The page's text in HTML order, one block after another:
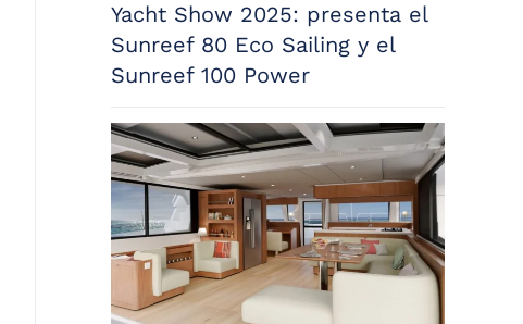
Yacht Show 2025: presenta el
Sunreef 80 Eco Sailing y el
Sunreef 100 Power